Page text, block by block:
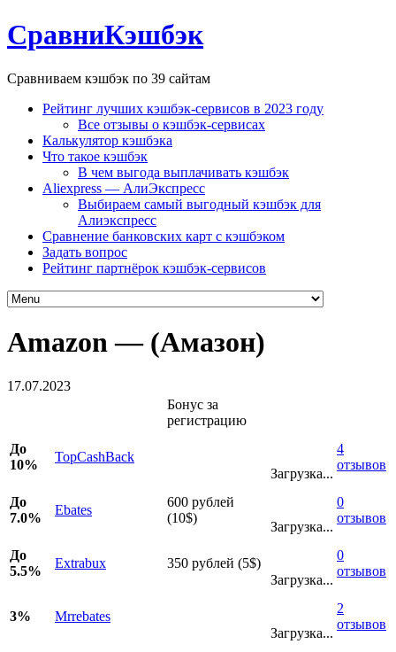
СравниКэшбэк
Сравниваем кэшбэк по 39 сайтам
Рейтинг лучших кэшбэк-сервисов в 2023 году
Все отзывы о кэшбэк-сервисах
Калькулятор кэшбэка
Что такое кэшбэк
В чем выгода выплачивать кэшбэк
Aliexpress — АлиЭкспресс
Выбираем самый выгодный кэшбэк для
Алиэкспресс
Сравнение банковских карт с кэшбэком
Задать вопрос
Рейтинг партнёрок кэшбэк-сервисов
Amazon — (Амазон)
17.07.2023
Бонус за
регистрацию
До
10%
TopCashBack
Загрузка...
4
отзывов
До
7.0%
Ebates
600 рублей
(10$)
Загрузка...
0
отзывов
До
5.5%
Extrabux
350 рублей (5$)
Загрузка...
0
отзывов
3%
Mrrebates
Загрузка...
2
отзывов